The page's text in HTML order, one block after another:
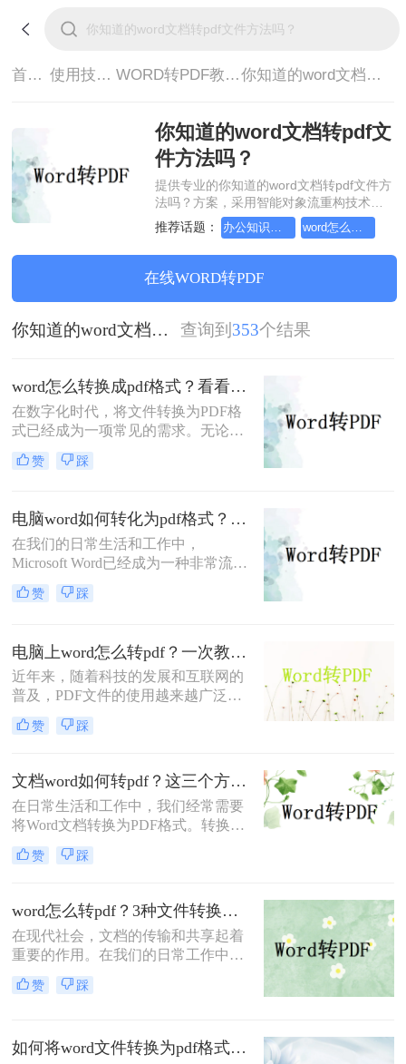
首页> 使用技巧> WORD转PDF教程> 你知道的word文档转pdf文件方法吗？
你知道的word文档转pdf文
件方法吗？
提供专业的你知道的word文档转pdf文件方
法吗？方案，采用智能对象流重构技术，
确保文档1:1高保真还原且排版不乱码。支
持一键批量处理，全链路 SSL 加密保障隐
私安全。助您快速实现你知道的word文档
转pdf文件方法吗？，无需安装，高效办
公。
推荐话题：
在线WORD转PDF
你知道的word文档转pdf文件方法吗？ 查询到 353个结果
word怎么转换成pdf格式？看看这三个方法！
在数字化时代，将文件转换为PDF格
式已经成为一项常见的需求。无论是
为了方便共享文件，还是为了保护文
件的内容和格式不被修改，转换为
式，并提供相关的工具和技巧。
赞 踩
电脑word如何转化为pdf格式？这三个方法超级实用！
在我们的日常生活和工作中，
Microsoft Word已经成为一种非常流行
的文字处理软件，它为我们提供了广
泛的文档编辑和排版功能。然而，有
中阅读和编辑。本文将向您介绍电脑
word如何转化为pdf格式方法，帮助您
将电脑上的Word文件转化为PDF格
式。
赞 踩
电脑上word怎么转pdf？一次教你三个方法！
近年来，随着科技的发展和互联网的
普及，PDF文件的使用越来越广泛，
特别是在文档传输和保护方面。你可
能经常遇到需要将自己的Word文档转
够在电脑上进行操作，那么电脑上
word怎么转pdf呢？本文将为您一一解
答，同时提供详细的操作步骤。
赞 踩
文档word如何转pdf？这三个方法超级实用！
在日常生活和工作中，我们经常需要
将Word文档转换为PDF格式。转换后
的PDF文件可以保持原始文档的排
版、格式和内容，并且具有较好的可
如何转pdf方法，帮助您轻松实现转
换。
赞 踩
word怎么转pdf？3种文件转换实用方法分享！
在现代社会，文档的传输和共享起着
重要的作用。在我们的日常工作中，
常常需要将Word文档转换为PDF文件
以便更方便地阅读和传输。那么，
赞 踩
如何将word文件转换为pdf格式？分享3种简单方法~